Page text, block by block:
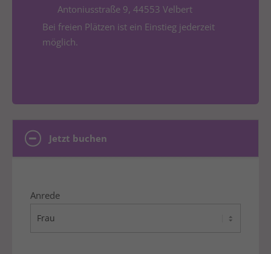
Antoniusstraße 9, 44553 Velbert
Bei freien Plätzen ist ein Einstieg jederzeit
möglich.
Jetzt buchen
Anrede